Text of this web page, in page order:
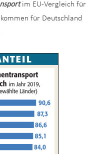
im EU-Vergleich für
für Deutschland